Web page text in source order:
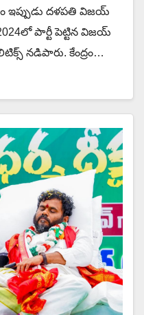
ఇప్పుడు ద‌ళ‌ప‌తి విజ‌య్
పార్టీ పెట్టిన విజయ్
న‌డిపారు. కేంద్రం…